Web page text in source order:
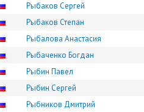
Рыбаков Сергей
Рыбаков Степан
Рыбалова Анастасия
Рыбаченко Богдан
Рыбин Павел
Рыбин Сергей
Рыбников Дмитрий